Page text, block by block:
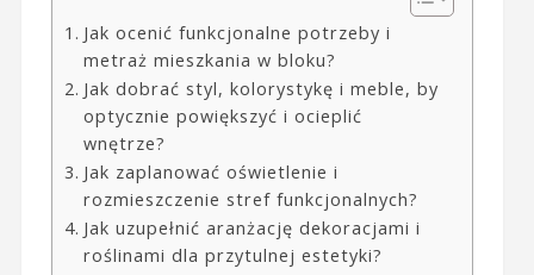
Jak ocenić funkcjonalne potrzeby i
metraż mieszkania w bloku?
Jak dobrać styl, kolorystykę i meble, by
optycznie powiększyć i ocieplić
wnętrze?
Jak zaplanować oświetlenie i
rozmieszczenie stref funkcjonalnych?
Jak uzupełnić aranżację dekoracjami i
roślinami dla przytulnej estetyki?